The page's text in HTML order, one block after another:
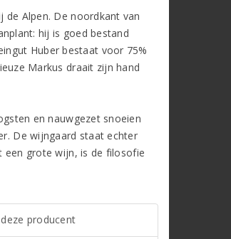
de Alpen. De noordkant van
hij is goed bestand
Huber bestaat voor 75%
Markus draait zijn hand
en nauwgezet snoeien
De wijngaard staat echter
een grote wijn, is de filosofie
producent